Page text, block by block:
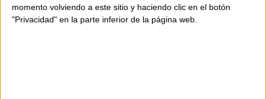
momento volviendo a este sitio y haciendo clic en el botón
"Privacidad" en la parte inferior de la página web.
Composition:50% wool, 30% polyamide,
20% angora